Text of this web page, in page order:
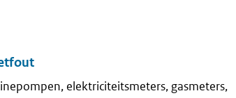
elektriciteitsmeters, gasmeters,